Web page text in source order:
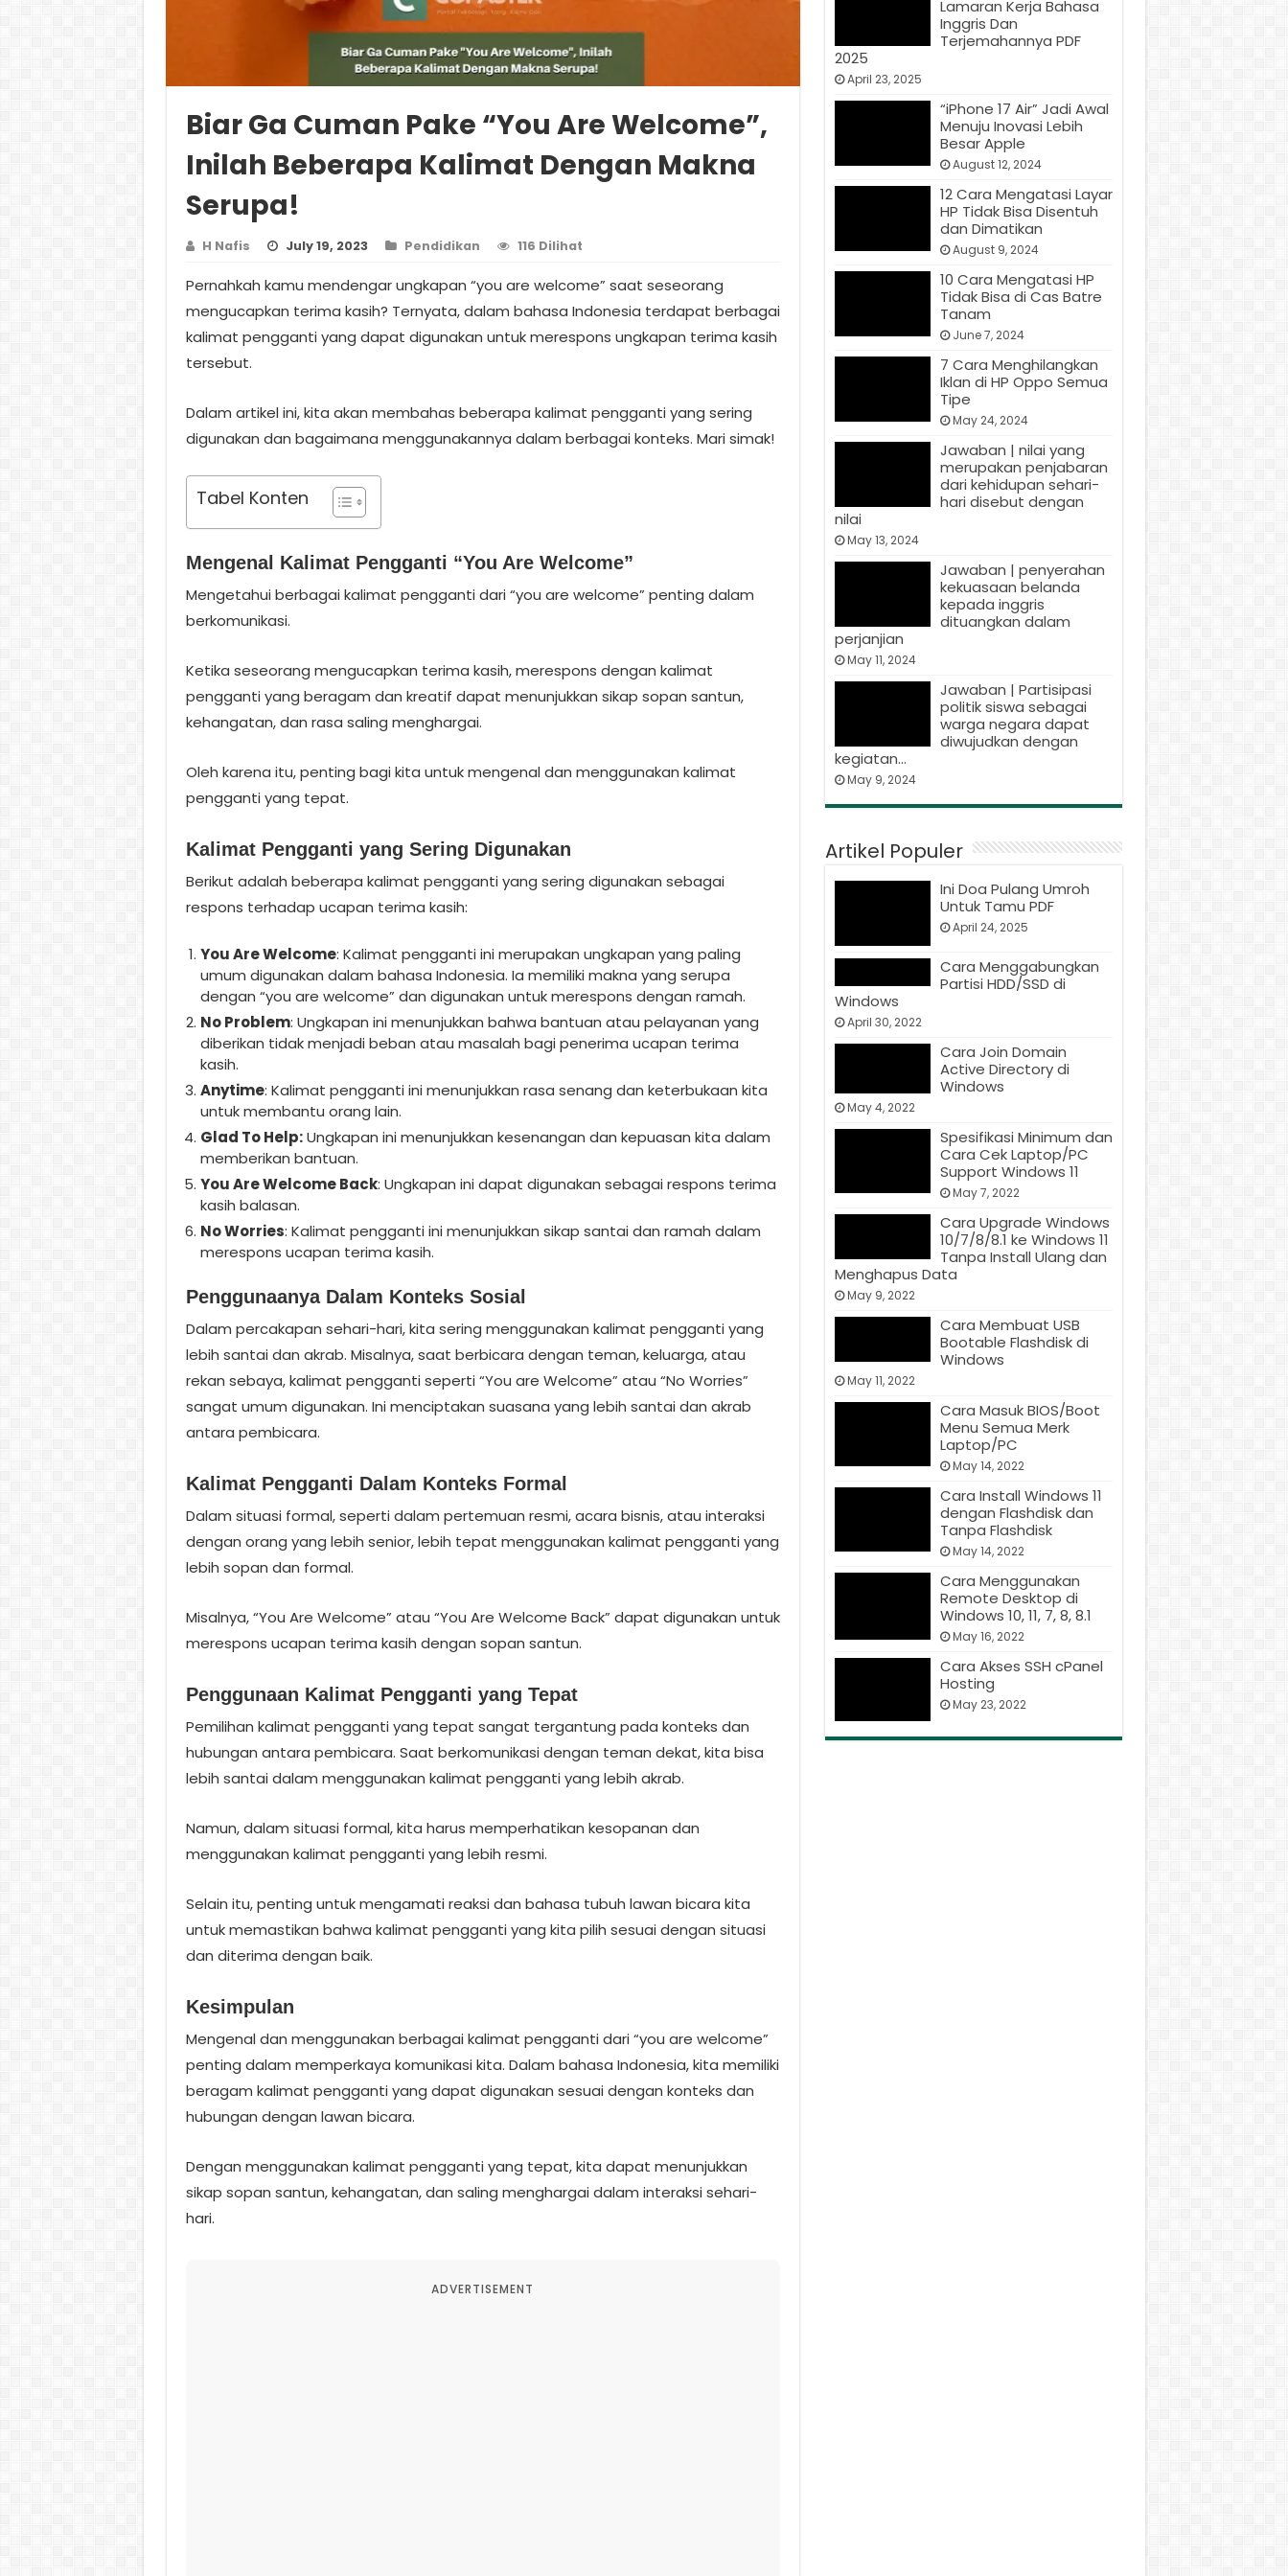
Biar Ga Cuman Pake “You Are Welcome”,
Inilah Beberapa Kalimat Dengan Makna
Serupa!
H Nafis July 19, 2023 Pendidikan 116 Dilihat
Pernahkah kamu mendengar ungkapan “you are welcome” saat seseorang
mengucapkan terima kasih? Ternyata, dalam bahasa Indonesia terdapat berbagai
kalimat pengganti yang dapat digunakan untuk merespons ungkapan terima kasih
tersebut.
Dalam artikel ini, kita akan membahas beberapa kalimat pengganti yang sering
digunakan dan bagaimana menggunakannya dalam berbagai konteks. Mari simak!
Tabel Konten
Mengenal Kalimat Pengganti “You Are Welcome”
Mengetahui berbagai kalimat pengganti dari “you are welcome” penting dalam
berkomunikasi.
Ketika seseorang mengucapkan terima kasih, merespons dengan kalimat
pengganti yang beragam dan kreatif dapat menunjukkan sikap sopan santun,
kehangatan, dan rasa saling menghargai.
Oleh karena itu, penting bagi kita untuk mengenal dan menggunakan kalimat
pengganti yang tepat.
Kalimat Pengganti yang Sering Digunakan
Berikut adalah beberapa kalimat pengganti yang sering digunakan sebagai
respons terhadap ucapan terima kasih:
You Are Welcome: Kalimat pengganti ini merupakan ungkapan yang paling
umum digunakan dalam bahasa Indonesia. Ia memiliki makna yang serupa
dengan “you are welcome” dan digunakan untuk merespons dengan ramah.
No Problem: Ungkapan ini menunjukkan bahwa bantuan atau pelayanan yang
diberikan tidak menjadi beban atau masalah bagi penerima ucapan terima
kasih.
Anytime: Kalimat pengganti ini menunjukkan rasa senang dan keterbukaan kita
untuk membantu orang lain.
Glad To Help:Ungkapan ini menunjukkan kesenangan dan kepuasan kita dalam
memberikan bantuan.
You Are Welcome Back: Ungkapan ini dapat digunakan sebagai respons terima
kasih balasan.
No Worries: Kalimat pengganti ini menunjukkan sikap santai dan ramah dalam
merespons ucapan terima kasih.
Penggunaanya Dalam Konteks Sosial
Dalam percakapan sehari-hari, kita sering menggunakan kalimat pengganti yang
lebih santai dan akrab. Misalnya, saat berbicara dengan teman, keluarga, atau
rekan sebaya, kalimat pengganti seperti “You are Welcome” atau “No Worries”
sangat umum digunakan. Ini menciptakan suasana yang lebih santai dan akrab
antara pembicara.
Kalimat Pengganti Dalam Konteks Formal
Dalam situasi formal, seperti dalam pertemuan resmi, acara bisnis, atau interaksi
dengan orang yang lebih senior, lebih tepat menggunakan kalimat pengganti yang
lebih sopan dan formal.
Misalnya, “You Are Welcome” atau “You Are Welcome Back” dapat digunakan untuk
merespons ucapan terima kasih dengan sopan santun.
Penggunaan Kalimat Pengganti yang Tepat
Pemilihan kalimat pengganti yang tepat sangat tergantung pada konteks dan
hubungan antara pembicara. Saat berkomunikasi dengan teman dekat, kita bisa
lebih santai dalam menggunakan kalimat pengganti yang lebih akrab.
Namun, dalam situasi formal, kita harus memperhatikan kesopanan dan
menggunakan kalimat pengganti yang lebih resmi.
Selain itu, penting untuk mengamati reaksi dan bahasa tubuh lawan bicara kita
untuk memastikan bahwa kalimat pengganti yang kita pilih sesuai dengan situasi
dan diterima dengan baik.
Kesimpulan
Mengenal dan menggunakan berbagai kalimat pengganti dari “you are welcome”
penting dalam memperkaya komunikasi kita. Dalam bahasa Indonesia, kita memiliki
beragam kalimat pengganti yang dapat digunakan sesuai dengan konteks dan
hubungan dengan lawan bicara.
Dengan menggunakan kalimat pengganti yang tepat, kita dapat menunjukkan
sikap sopan santun, kehangatan, dan saling menghargai dalam interaksi sehari-
hari.
ADVERTISEMENT
Lamaran Kerja Bahasa
Inggris Dan
Terjemahannya PDF
2025
April 23, 2025
“iPhone 17 Air” Jadi Awal
Menuju Inovasi Lebih
Besar Apple
August 12, 2024
12 Cara Mengatasi Layar
HP Tidak Bisa Disentuh
dan Dimatikan
August 9, 2024
10 Cara Mengatasi HP
Tidak Bisa di Cas Batre
Tanam
June 7, 2024
7 Cara Menghilangkan
Iklan di HP Oppo Semua
Tipe
May 24, 2024
Jawaban | nilai yang
merupakan penjabaran
dari kehidupan sehari-
hari disebut dengan
nilai
May 13, 2024
Jawaban | penyerahan
kekuasaan belanda
kepada inggris
dituangkan dalam
perjanjian
May 11, 2024
Jawaban | Partisipasi
politik siswa sebagai
warga negara dapat
diwujudkan dengan
kegiatan…
May 9, 2024
Artikel Populer
Ini Doa Pulang Umroh
Untuk Tamu PDF
April 24, 2025
Cara Menggabungkan
Partisi HDD/SSD di
Windows
April 30, 2022
Cara Join Domain
Active Directory di
Windows
May 4, 2022
Spesifikasi Minimum dan
Cara Cek Laptop/PC
Support Windows 11
May 7, 2022
Cara Upgrade Windows
10/7/8/8.1 ke Windows 11
Tanpa Install Ulang dan
Menghapus Data
May 9, 2022
Cara Membuat USB
Bootable Flashdisk di
Windows
May 11, 2022
Cara Masuk BIOS/Boot
Menu Semua Merk
Laptop/PC
May 14, 2022
Cara Install Windows 11
dengan Flashdisk dan
Tanpa Flashdisk
May 14, 2022
Cara Menggunakan
Remote Desktop di
Windows 10, 11, 7, 8, 8.1
May 16, 2022
Cara Akses SSH cPanel
Hosting
May 23, 2022